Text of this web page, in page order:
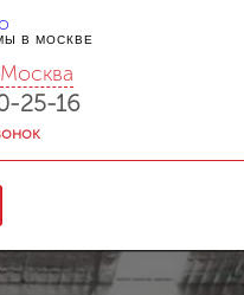
В МОСКВЕ
Москва
25-16